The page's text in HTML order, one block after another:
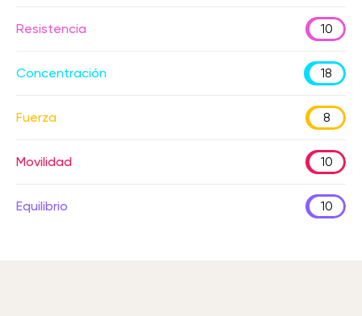
Resistencia 10
Concentración 18
Fuerza 8
Movilidad 10
Equilibrio 10